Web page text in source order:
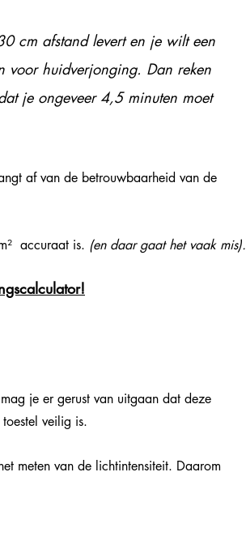
cm afstand levert en je wilt een
voor huidverjonging. Dan reken
je ongeveer 4,5 minuten moet
af van de betrouwbaarheid van de
accuraat is. (en daar gaat het vaak mis).
je er gerust van uitgaan dat deze
veilig is.
meten van de lichtintensiteit. Daarom